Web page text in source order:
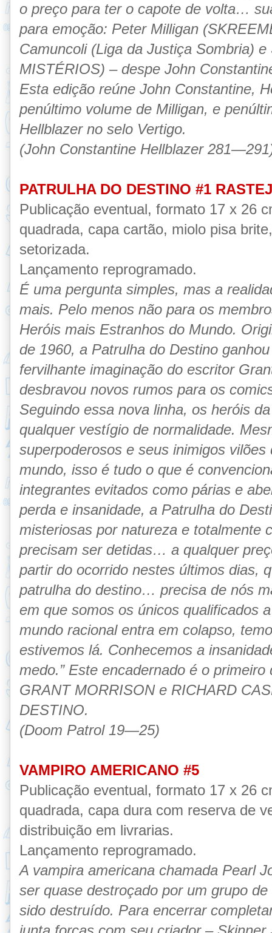
o preço para ter o capote de volta…
para emoção: Peter Milligan
Camuncoli (Liga da Justiça Sombria)
MISTÉRIOS) – despe John
Esta edição reúne John Constantine,
penúltimo volume de Milligan, e
Hellblazer no selo Vertigo.
(John Constantine Hellblazer
PATRULHA DO DESTINO #1
Publicação eventual, formato 17 x 26
quadrada, capa cartão, miolo pisa
setorizada.
Lançamento reprogramado.
É uma pergunta simples, mas a
mais. Pelo menos não para os
Heróis mais Estranhos do Mundo.
de 1960, a Patrulha do Destino
fervilhante imaginação do escritor
desbravou novos rumos para os
Seguindo essa nova linha, os heróis
qualquer vestígio de normalidade.
superpoderosos e seus inimigos
mundo, isso é tudo o que é
integrantes evitados como párias e
perda e insanidade, a Patrulha do
misteriosas por natureza e totalmente
precisam ser detidas… a qualquer
partir do ocorrido nestes últimos dias,
patrulha do destino… precisa de nós
em que somos os únicos qualificados
mundo racional entra em colapso,
estivemos lá. Conhecemos a
medo.” Este encadernado é o
GRANT MORRISON e RICHARD
DESTINO.
(Doom Patrol 19—25)
VAMPIRO AMERICANO #5
Publicação eventual, formato 17 x 26
quadrada, capa dura com reserva de
distribuição em livrarias.
Lançamento reprogramado.
A vampira americana chamada Pearl
ser quase destroçado por um grupo
sido destruído. Para encerrar